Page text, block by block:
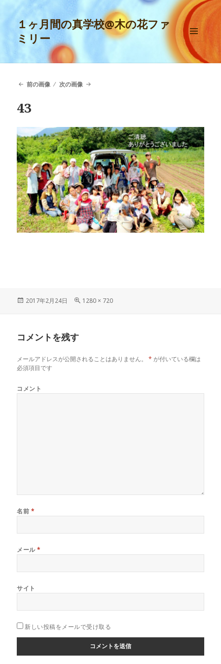
１ヶ月間の真学校@木の花ファ
ミリー
メニュ
ーとウ
ィジェ
前の画像
次の画像
43
投
2017年2月24日
フ
1280 × 720
コメントを残す
メールアドレスが公開されることはありません。 * が付いている欄は
必須項目です
コメント
名前 *
メール*
サイト
新しい投稿をメールで受け取る